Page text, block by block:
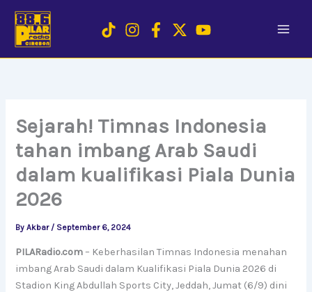
content
Sejarah! Timnas Indonesia
tahan imbang Arab Saudi
dalam kualifikasi Piala Dunia
2026
ByAkbar / September 6, 2024
PILARadio.com– Keberhasilan Timnas Indonesia menahan
imbang Arab Saudi dalam Kualifikasi Piala Dunia 2026 di
Stadion King Abdullah Sports City, Jeddah, Jumat (6/9) dini